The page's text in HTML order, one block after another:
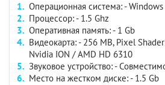
Операционная система: -
Процессор: - 1.5 Ghz
Оперативная память: - 1 Gb
Видеокарта: - 256 MB, Pixel
Nvidia ION / AMD HD 6310
Звуковое устройство: -
Место на жестком диске: - 1.5 Gb